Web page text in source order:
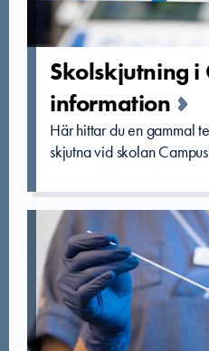
Skolskjutn­ing
informatio­n
Här hittar du en gammal
skjutna vid skolan